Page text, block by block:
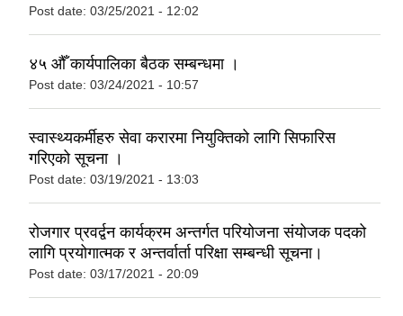
Post date: 03/25/2021 - 12:02
४५ औँ कार्यपालिका बैठक सम्बन्धमा ।
Post date: 03/24/2021 - 10:57
स्वास्थ्यकर्मीहरु सेवा करारमा नियुक्तिको लागि सिफारिस
गरिएको सूचना ।
Post date: 03/19/2021 - 13:03
रोजगार प्रवर्द्वन कार्यक्रम अन्तर्गत परियोजना संयोजक पदको
लागि प्रयोगात्मक र अन्तर्वार्ता परिक्षा सम्बन्धी सूचना।
Post date: 03/17/2021 - 20:09